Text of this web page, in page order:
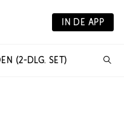
IN DE APP
(2-DLG. SET)